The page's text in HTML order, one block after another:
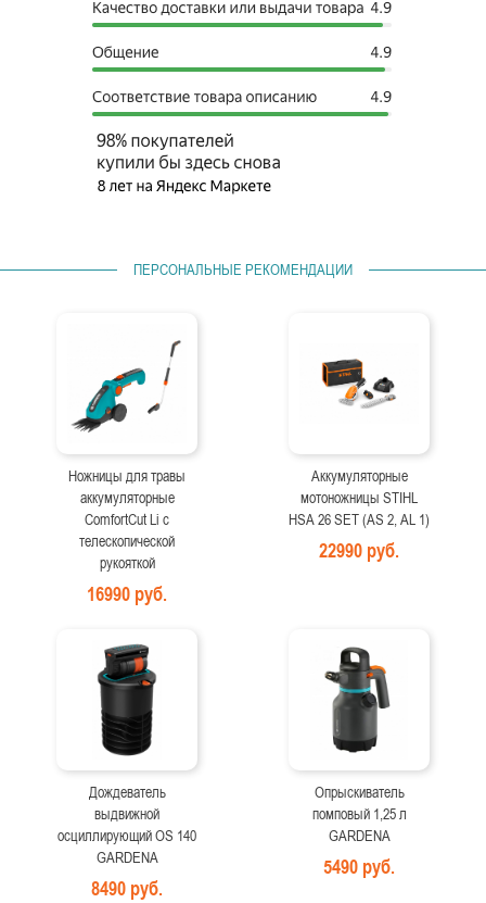
ПЕРСОНАЛЬНЫЕ РЕКОМЕНДАЦИИ
Ножницы для травы
аккумуляторные
ComfortCut Li с
телескопической
рукояткой
16990 руб.
Аккумуляторные
мотоножницы STIHL
HSA 26 SET (AS 2, AL 1)
22990 руб.
Дождеватель
выдвижной
осциллирующий OS 140
GARDENA
8490 руб.
Опрыскиватель
помповый 1,25 л
GARDENA
5490 руб.